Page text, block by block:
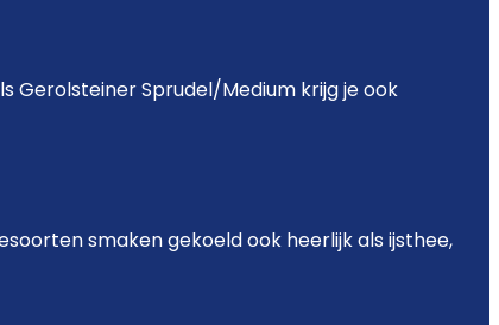
Gerolsteiner Sprudel/Medium krijg je ook
smaken gekoeld ook heerlijk als ijsthee,